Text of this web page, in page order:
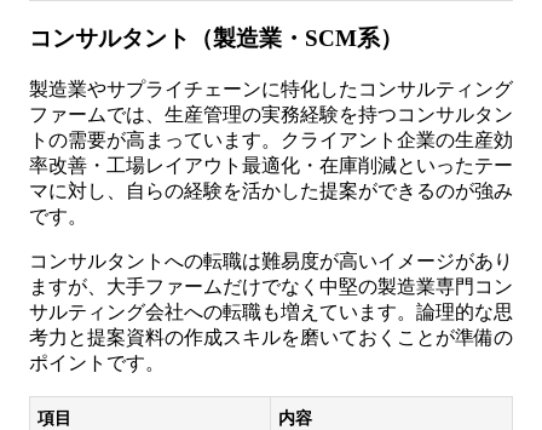
コンサルタント（製造業・SCM系）
製造業やサプライチェーンに特化したコンサルティング
ファームでは、生産管理の実務経験を持つコンサルタン
トの需要が高まっています。クライアント企業の生産効
率改善・工場レイアウト最適化・在庫削減といったテー
マに対し、自らの経験を活かした提案ができるのが強み
です。
コンサルタントへの転職は難易度が高いイメージがあり
ますが、大手ファームだけでなく中堅の製造業専門コン
サルティング会社への転職も増えています。論理的な思
考力と提案資料の作成スキルを磨いておくことが準備の
ポイントです。
項目 内容